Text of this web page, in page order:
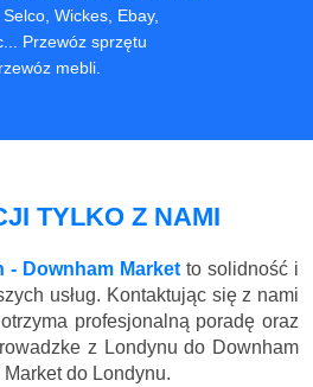
Wickes, Ebay,
Przewóz sprzętu
mebli.
TYLKO Z NAMI
- Downham Market to solidność i
usług. Kontaktując się z nami
profesjonalną poradę oraz
z Londynu do Downham
do Londynu.